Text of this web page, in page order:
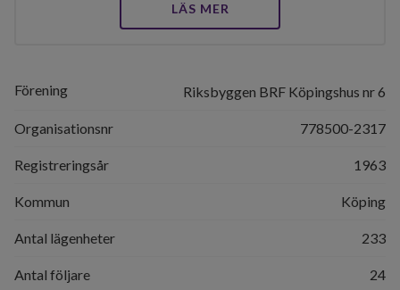
LÄS MER
Förening Riksbyggen BRF Köpingshus nr 6
Organisationsnr 778500-2317
Registreringsår 1963
Kommun Köping
Antal lägenheter 233
Antal följare 24